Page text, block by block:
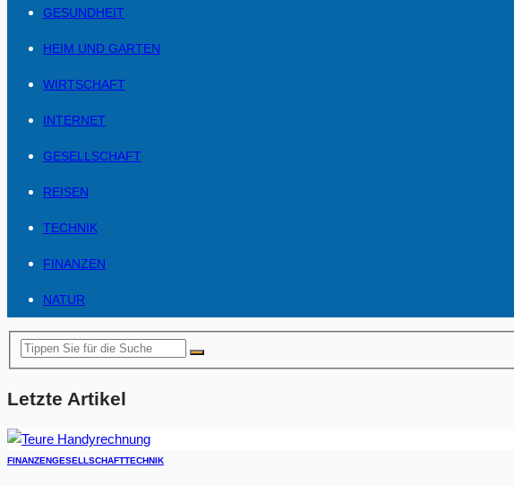
GESUNDHEIT
HEIM UND GARTEN
WIRTSCHAFT
INTERNET
GESELLSCHAFT
REISEN
TECHNIK
FINANZEN
NATUR
Letzte Artikel
FINANZENGESELLSCHAFTTECHNIK